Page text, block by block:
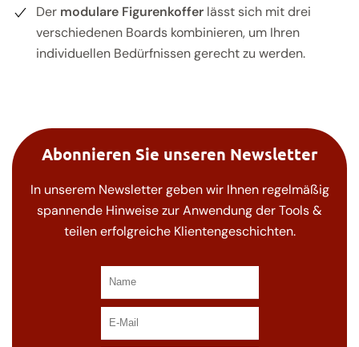
Der modulare Figurenkoffer lässt sich mit drei
verschiedenen Boards kombinieren, um Ihren
individuellen Bedürfnissen gerecht zu werden.
Abonnieren Sie unseren Newsletter
In unserem Newsletter geben wir Ihnen regelmäßig
spannende Hinweise zur Anwendung der Tools &
teilen erfolgreiche Klientengeschichten.